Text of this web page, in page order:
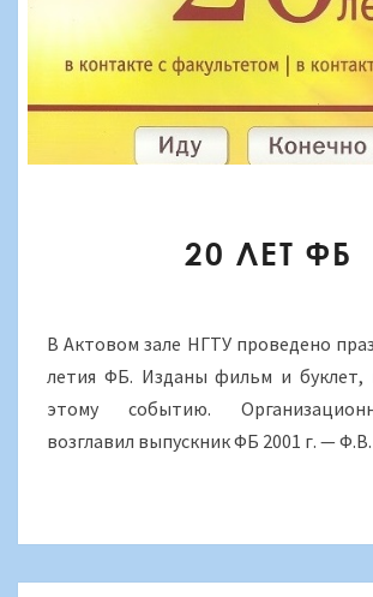
ЛЕТ
20 ЛЕТ ФБ
В Актовом зале НГТУ проведено
летия ФБ. Изданы фильм и буклет,
этому событию.
возглавил выпускник ФБ 2001 г. —